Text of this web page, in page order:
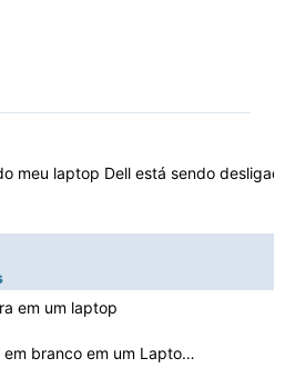
meu laptop Dell está sendo
em um laptop
Como consertar um monitor em branco em um Laptop Dell